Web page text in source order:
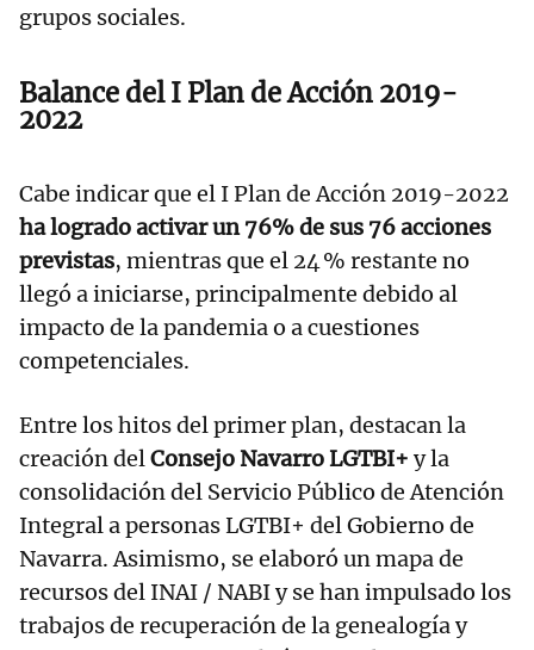
grupos sociales.
Balance del I Plan de Acción 2019-
2022
Cabe indicar que el I Plan de Acción 2019-2022
ha logrado activar un 76% de sus 76 acciones
previstas, mientras que el 24 % restante no
llegó a iniciarse, principalmente debido al
impacto de la pandemia o a cuestiones
competenciales.
Entre los hitos del primer plan, destacan la
creación delConsejo Navarro LGTBI+ y la
consolidación del Servicio Público de Atención
Integral a personas LGTBI+ del Gobierno de
Navarra. Asimismo, se elaboró un mapa de
recursos del INAI / NABI y se han impulsado los
trabajos de recuperación de la genealogía y